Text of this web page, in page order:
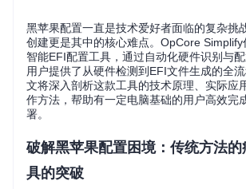
黑苹果配置一直是技术爱好者面临的复杂挑
创建更是其中的核心难点。OpCore Simplify
智能EFI配置工具，通过自动化硬件识别与
用户提供了从硬件检测到EFI文件生成的全
文将深入剖析这款工具的技术原理、实际应
作方法，帮助有一定电脑基础的用户高效完
署。
破解黑苹果配置困境：传统方法
具的突破